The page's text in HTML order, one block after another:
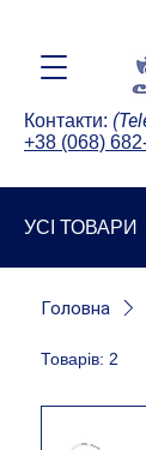
Контакти:
+38 (068)
УСІ ТОВАРИ
Головна
Товарів: 2